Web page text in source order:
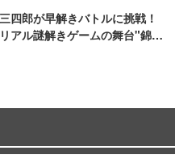
三四郎が早解きバトルに挑戦！
リアル謎解きゲームの舞台"錦糸